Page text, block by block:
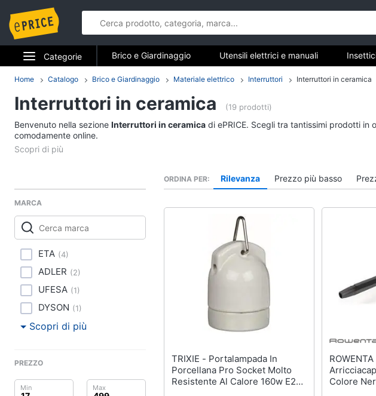
Categorie
Elettrodomestici
Informatica
Telefonia
Smart home
Videogiochi
Audio e musica
Clima
Arredo
Brico e Giardinaggio
Sega circolare
Vedi tutti
Trappola per
Vedi tutti
Imbiancare e dipingere
Stucco
Sverniciatore
Vedi tutti
Pannello solare
Vedi tutti
Brico e Giardinaggio Utensili elettrici e manuali
Falegnameria Imbiancare e dipingere Materiale
Sicurezza e automazione casa
Home Catalogo Brico e Giardinaggio Materiale elettrico Interruttori Interruttori in ceramica
Interruttori in ceramica (19 prodotti)
Benvenuto nella sezione Interruttori in ceramica di ePRICE. Scegli tra tantissimi prodotti
comodamente online.
MARCA
ETA (4)
ADLER (2)
UFESA (1)
DYSON (1)
Scopri di più
PREZZO
ORDINA PER Rilevanza Prezzo più basso
TRIXIE - Portalampada In
Porcellana Pro Socket Molto
Resistente Al Calore 160w E27
ROWENTA - CF2112 Ferro
Colore